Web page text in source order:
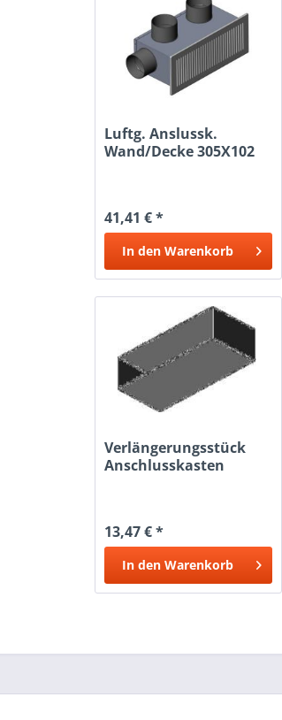
Luftg. Anslussk.
Wand/Decke 305X102
41,41 € *
In den Warenkorb
Verlängerungsstück
Anschlusskasten
13,47 € *
In den Warenkorb